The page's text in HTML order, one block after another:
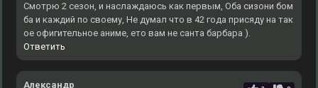
Смотрю 2 сезон, и наслаждаюсь как первым, Оба сизони бом
ба и каждий по своему, Не думал что в 42 года присяду на так
ое офигительное аниме, ето вам не санта барбара ).
Ответить
Александр